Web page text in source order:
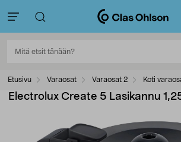
Etusivu Varaosat Varaosat 2 Koti
Electrolux Create 5 Lasikannu 1,25